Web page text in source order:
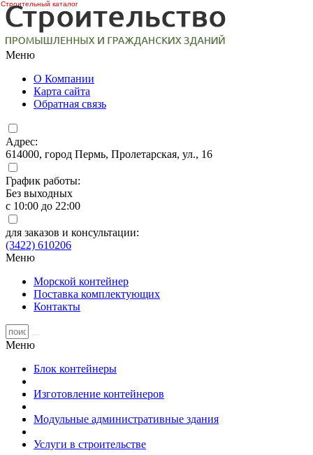
Меню
О Компании
Карта сайта
Обратная связь
Адрес:
614000, город Пермь, Пролетарская, ул., 16
График работы:
Без выходных
с 10:00 до 22:00
для заказов и консультации:
(3422) 610206
Меню
Морской контейнер
Поставка комплектующих
Контакты
Меню
Блок контейнеры
Изготовление контейнеров
Модульные административные здания
Услуги в строительстве
Строительный каталог